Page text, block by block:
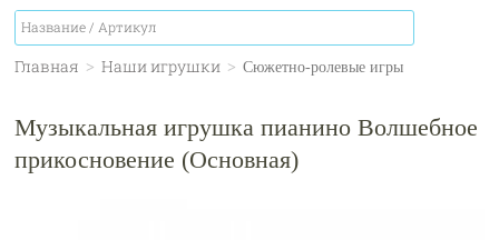
Главная > Наши игрушки > Сюжетно-ролевые игры
Музыкальная игрушка пианино Волшебное
прикосновение (Основная)